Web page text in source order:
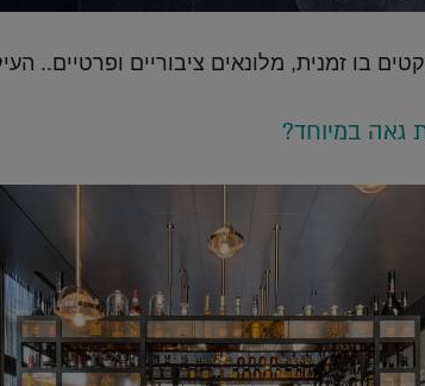
בו זמנית, מלונאים ציבוריים ופרטיים..
גאה במיוחד?